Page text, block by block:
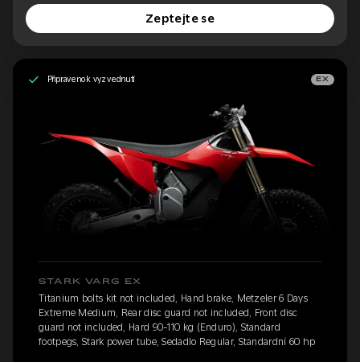
Zeptejte se
Připraveno k vyzvednutí EX
STARK VARG EX
Titanium bolts kit not included, Hand brake, Metzeler 6 Days
Extreme Medium, Rear disc guard not included, Front disc
guard not included, Hard 90-110 kg (Enduro), Standard
footpegs, Stark power tube, Sedadlo Regular, Standardní 60 hp